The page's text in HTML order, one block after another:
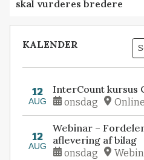
skal vurderes bredere
KALENDER
12
AUG
InterCount kursus
onsdag Online
12
AUG
Webinar –
aflevering af bilag
onsdag